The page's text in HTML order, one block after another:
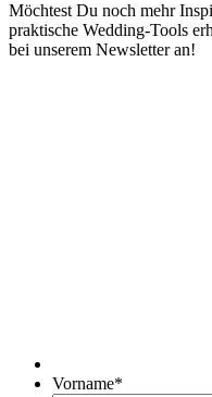
Möchtest Du noch mehr
praktische Wedding-Tools
bei unserem Newsletter an!
Vorname*